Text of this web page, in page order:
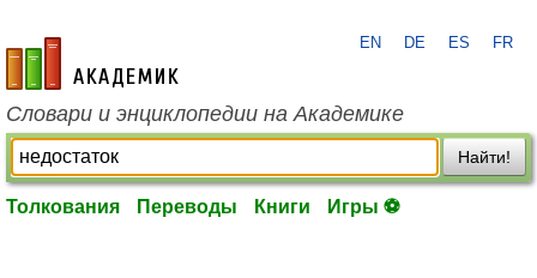
academic.ru
EN DE ES FR
Словари и энциклопедии на Академике
Найти!
Толкования Переводы Книги Игры ⚽